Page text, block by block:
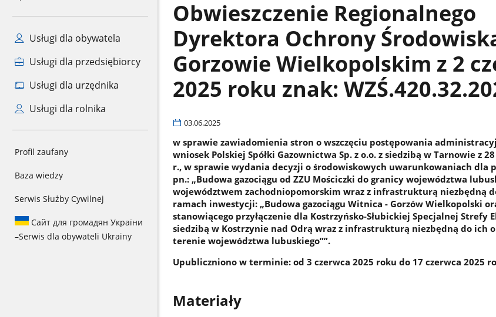
Usługi dla obywatela
Usługi dla przedsiębiorcy
Usługi dla urzędnika
Usługi dla rolnika
Profil zaufany
Baza wiedzy
Serwis Służby Cywilnej
Сайт для громадян України
–Serwis dla obywateli Ukrainy
Obwieszczenie Regionalnego
Dyrektora Ochrony
Gorzowie Wielkopolskim z 2
2025 roku znak:
03.06.2025
w sprawie zawiadomienia stron o wszczęciu postępowania
wniosek Polskiej Spółki Gazownictwa Sp. z o.o. z siedzibą w Tarnowie z
r., w sprawie wydania decyzji o środowiskowych uwarunkowaniach dla
pn.: „Budowa gazociągu od ZZU Mościczki do granicy województwa
województwem zachodniopomorskim wraz z infrastrukturą niezbędną
ramach inwestycji: „Budowa gazociągu Witnica - Gorzów Wielkopolski
stanowiącego przyłączenie dla Kostrzyńsko-Słubickiej Specjalnej Strefy
siedzibą w Kostrzynie nad Odrą wraz z infrastrukturą niezbędną do ich
terenie województwa lubuskiego””.
Upubliczniono w terminie: od 3 czerwca 2025 roku do 17 czerwca 2025
Materiały